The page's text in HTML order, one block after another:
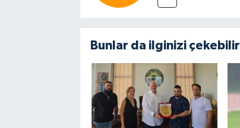
Bunlar da ilginizi çekebilir